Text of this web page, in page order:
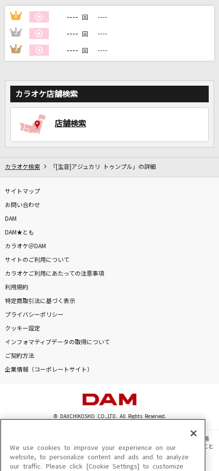
DAMに会員登録・ログインして
自宅でカラオケ歌い放題！
1 ---- 回 ----
2 ---- 回 ----
3 ---- 回 ----
カラオケ店舗検索
店舗検索
カラオケ検索 「[生音]アジュカリ トゥンプル」の詳細
サイトマップ
お問い合わせ
DAM
DAM★とも
カラオケ＠DAM
サイトのご利用について
カラオケご利用にあたっての注意事項
利用規約
特定商取引法に基づく表示
プライバシーポリシー
クッキー設定
インフォマティブデータの取得について
ご契約方法
企業情報（コーポレートサイト）
© DAIICHIKOSHO CO.,LTD. All Rights Reserved.
このサイトに掲載されている一切の文章・画像・写真・動画・音声等を、手段や形態
を問わず、著作権法の定める範囲を超えて無断で複製、転載、ファイル化などすること
を禁じます。
楽曲及びコンテンツは、機種によりご利用いただけない場合があります。
We use cookies to improve your experience on our
website, to personalize content and ads and to analyze
our traffic. Please click [Cookie Settings] to customize